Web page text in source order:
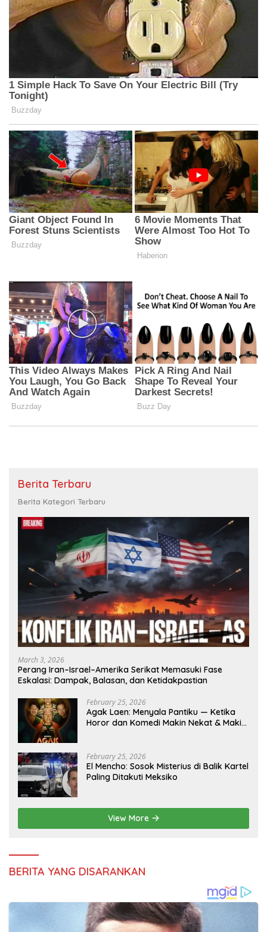
Berita Terbaru
Berita Kategori Terbaru
March 3, 2026
Perang Iran–Israel–Amerika Serikat Memasuki Fase
Eskalasi: Dampak, Balasan, dan Ketidakpastian
February 25, 2026
Agak Laen: Menyala Pantiku — Ketika
Horor dan Komedi Makin Nekat & Makin
February 25, 2026
El Mencho: Sosok Misterius di Balik Kartel
Paling Ditakuti Meksiko
View More
BERITA YANG DISARANKAN